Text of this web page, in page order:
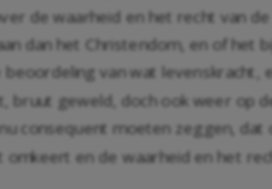
de waarheid en het recht van
dan het Christendom, en of het
van wat
geweld, doch ook weer op de
moeten zeggen, dat
en de waarheid en het